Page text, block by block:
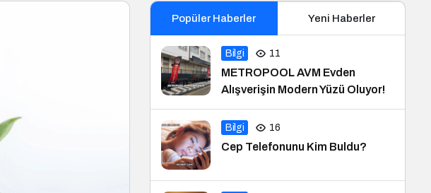
Popüler Haberler Yeni Haberler
Bilgi 11
METROPOOL AVM Evden
Alışverişin Modern Yüzü Oluyor!
Bilgi 16
Cep Telefonunu Kim Buldu?